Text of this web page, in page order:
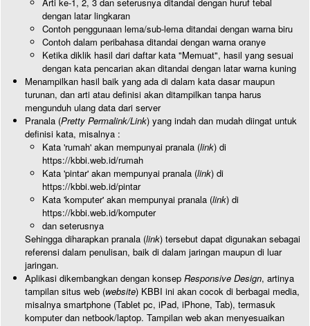
dengan latar lingkaran
Contoh penggunaan lema/sub-lema ditandai dengan warna biru
Contoh dalam peribahasa ditandai dengan warna oranye
Ketika diklik hasil dari daftar kata "Memuat", hasil yang sesuai
dengan kata pencarian akan ditandai dengan latar warna kuning
Menampilkan hasil baik yang ada di dalam kata dasar maupun
turunan, dan arti atau definisi akan ditampilkan tanpa harus
mengunduh ulang data dari server
Pranala (Pretty Permalink/Link) yang indah dan mudah diingat untuk
definisi kata, misalnya :
Kata 'rumah' akan mempunyai pranala (link) di
https://kbbi.web.id/rumah
Kata 'pintar' akan mempunyai pranala (link) di
https://kbbi.web.id/pintar
Kata 'komputer' akan mempunyai pranala (link) di
https://kbbi.web.id/komputer
dan seterusnya
Sehingga diharapkan pranala (link) tersebut dapat digunakan sebagai
referensi dalam penulisan, baik di dalam jaringan maupun di luar
jaringan.
Aplikasi dikembangkan dengan konsep Responsive Design, artinya
tampilan situs web (website) KBBI ini akan cocok di berbagai media,
misalnya smartphone (Tablet pc, iPad, iPhone, Tab), termasuk
komputer dan netbook/laptop. Tampilan web akan menyesuaikan